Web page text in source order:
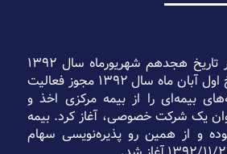
در تاریخ هجدهم شهریورماه سال ۱۳۹۲
تاسیس شد. در تاریخ اول آبان ماه سال ۱۳۹۲ مجوز فعالیت
بیمه‌ای را از بیمه مرکزی اخذ و
یک شرکت خصوصی، آغاز کرد. بیمه
و از همین رو پذیره‌نویسی سهام